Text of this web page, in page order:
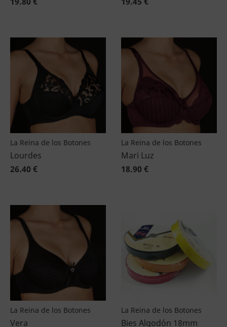
La Reina de los Botones
Lourdes
26.40 €
La Reina de los Botones
Mari Luz
18.90 €
La Reina de los Botones
Vera
La Reina de los Botones
Bies Algodón 18mm